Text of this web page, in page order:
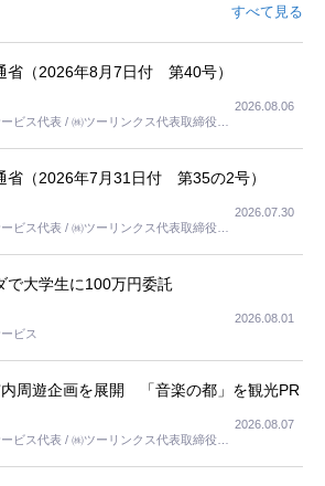
すべて見る
省（2026年8月7日付 第40号）
ビス代表 / ㈱ツーリンクス代表取締役社
2026.08.06
省（2026年7月31日付 第35の2号）
ビス代表 / ㈱ツーリンクス代表取締役社
2026.07.30
で大学生に100万円委託
ビス
2026.08.01
周遊企画を展開 「音楽の都」を観光PR
ビス代表 / ㈱ツーリンクス代表取締役社
2026.08.07